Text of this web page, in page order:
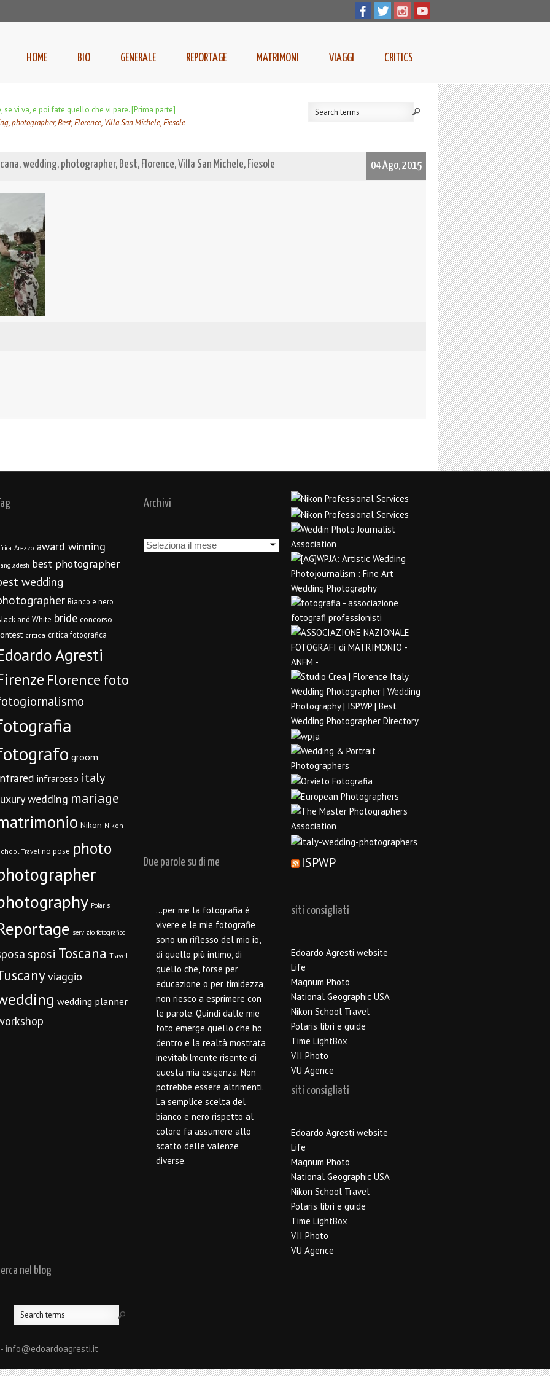
HOME BIO GENERALE REPORTAGE MATRIMONI VIAGGI CRITICS
se vi va, e poi fate quello che vi pare. [Prima parte]
photographer, Best, Florence, Villa San Michele, Fiesole
wedding, photographer, Best, Florence, Villa San Michele, Fiesole 04 Ago, 2015
Arezzo award winning
best photographer
wedding
Bianco e nero
and White bride concorso
critica critica fotografica
Agresti
Florencefoto
groom
infrarosso italy
wedding mariage
Nikon Nikon
Travel no pose photo
Polaris
servizio fotografico
sposi Toscana Travel
viaggio
wedding planner
Archivi
Archivi
Due parole su di me
…per me la fotografia è
vivere e le mie fotografie
sono un riflesso del mio io,
di quello più intimo, di
quello che, forse per
educazione o per timidezza,
non riesco a esprimere con
le parole. Quindi dalle mie
foto emerge quello che ho
dentro e la realtà mostrata
inevitabilmente risente di
questa mia esigenza. Non
potrebbe essere altrimenti.
La semplice scelta del
bianco e nero rispetto al
colore fa assumere allo
scatto delle valenze
diverse.
ISPWP
siti consigliati
Edoardo Agresti website
Life
Magnum Photo
National Geographic USA
Nikon School Travel
Polaris libri e guide
Time LightBox
VII Photo
VU Agence
siti consigliati
Edoardo Agresti website
Life
Magnum Photo
National Geographic USA
Nikon School Travel
Polaris libri e guide
Time LightBox
VII Photo
VU Agence
nel blog
info@edoardoagresti.it